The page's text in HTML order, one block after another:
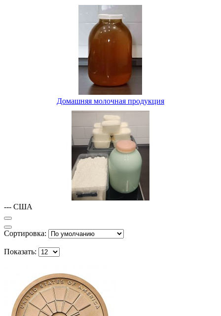
Домашняя молочная продукция
--- США
Сортировка:
Показать: